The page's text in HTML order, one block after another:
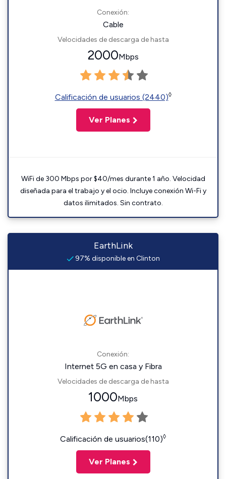
Conexión:
Cable
Velocidades de descarga de hasta
2000Mbps
Calificación de usuarios (2440)◊
Ver Planes
WiFi de 300 Mbps por $40/mes durante 1 año. Velocidad
diseñada para el trabajo y el ocio. Incluye conexión Wi-Fi y
datos ilimitados. Sin contrato.
EarthLink
97% disponible en Clinton
Conexión:
Internet 5G en casa y Fibra
Velocidades de descarga de hasta
1000Mbps
Calificación de usuarios(110)◊
Ver Planes